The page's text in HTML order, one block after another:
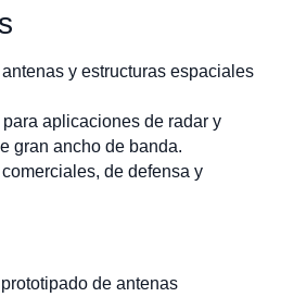
y estructuras espaciales
aplicaciones de radar y
gran ancho de banda.
de defensa y
de antenas